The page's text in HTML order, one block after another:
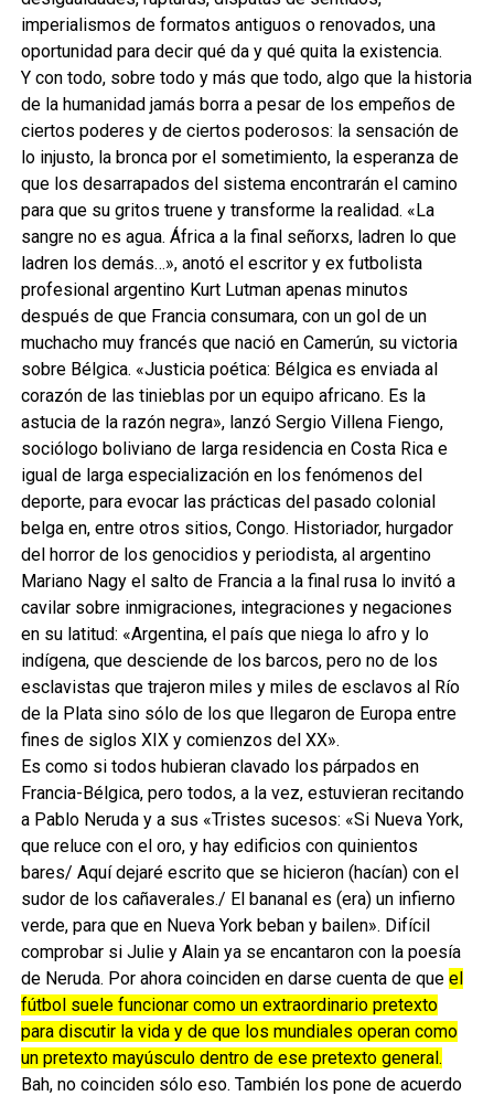
imperialismos de formatos antiguos o renovados, una
oportunidad para decir qué da y qué quita la existencia.
Y con todo, sobre todo y más que todo, algo que la historia
de la humanidad jamás borra a pesar de los empeños de
ciertos poderes y de ciertos poderosos: la sensación de
lo injusto, la bronca por el sometimiento, la esperanza de
que los desarrapados del sistema encontrarán el camino
para que su gritos truene y transforme la realidad. «La
sangre no es agua. África a la final señorxs, ladren lo que
ladren los demás…», anotó el escritor y ex futbolista
profesional argentino Kurt Lutman apenas minutos
después de que Francia consumara, con un gol de un
muchacho muy francés que nació en Camerún, su victoria
sobre Bélgica. «Justicia poética: Bélgica es enviada al
corazón de las tinieblas por un equipo africano. Es la
astucia de la razón negra», lanzó Sergio Villena Fiengo,
sociólogo boliviano de larga residencia en Costa Rica e
igual de larga especialización en los fenómenos del
deporte, para evocar las prácticas del pasado colonial
belga en, entre otros sitios, Congo. Historiador, hurgador
del horror de los genocidios y periodista, al argentino
Mariano Nagy el salto de Francia a la final rusa lo invitó a
cavilar sobre inmigraciones, integraciones y negaciones
en su latitud: «Argentina, el país que niega lo afro y lo
indígena, que desciende de los barcos, pero no de los
esclavistas que trajeron miles y miles de esclavos al Río
de la Plata sino sólo de los que llegaron de Europa entre
fines de siglos XIX y comienzos del XX».
Es como si todos hubieran clavado los párpados en
Francia-Bélgica, pero todos, a la vez, estuvieran recitando
a Pablo Neruda y a sus «Tristes sucesos: «Si Nueva York,
que reluce con el oro, y hay edificios con quinientos
bares/ Aquí dejaré escrito que se hicieron (hacían) con el
sudor de los cañaverales./ El bananal es (era) un infierno
verde, para que en Nueva York beban y bailen». Difícil
comprobar si Julie y Alain ya se encantaron con la poesía
de Neruda. Por ahora coinciden en darse cuenta de que el
fútbol suele funcionar como un extraordinario pretexto
para discutir la vida y de que los mundiales operan como
un pretexto mayúsculo dentro de ese pretexto general.
Bah, no coinciden sólo eso. También los pone de acuerdo